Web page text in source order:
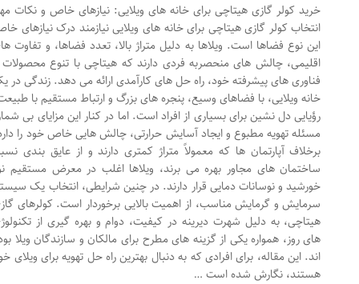
خرید کولر گازی هیتاچی برای خانه های ویلایی: نیازهای خاص و نکات مهم
انتخاب کولر گازی هیتاچی برای خانه های ویلایی نیازمند درک نیازهای خاص
این نوع فضاها است. ویلاها به دلیل متراژ بالا، تعدد فضاها، و تفاوت های
اقلیمی، چالش های منحصربه فردی دارند که هیتاچی با تنوع محصولات و
فناوری های پیشرفته خود، راه حل های کارآمدی ارائه می دهد. زندگی در یک
خانه ویلایی، با فضاهای وسیع، پنجره های بزرگ و ارتباط مستقیم با طبیعت،
رؤیایی دل نشین برای بسیاری از افراد است. اما در کنار این مزایای بی شمار،
مسئله تهویه مطبوع و ایجاد آسایش حرارتی، چالش هایی خاص خود را دارد.
برخلاف آپارتمان ها که معمولاً متراژ کمتری دارند و از عایق بندی نسبی
ساختمان های مجاور بهره می برند، ویلاها اغلب در معرض مستقیم نور
خورشید و نوسانات دمایی قرار دارند. در چنین شرایطی، انتخاب یک سیستم
سرمایش و گرمایش مناسب، از اهمیت بالایی برخوردار است. کولرهای گازی
هیتاچی، به دلیل شهرت دیرینه در کیفیت، دوام و بهره گیری از تکنولوژی
های روز، همواره یکی از گزینه های مطرح برای مالکان و سازندگان ویلا بوده
اند. این مقاله، برای افرادی که به دنبال بهترین راه حل تهویه برای ویلای خود
هستند، نگارش شده است …